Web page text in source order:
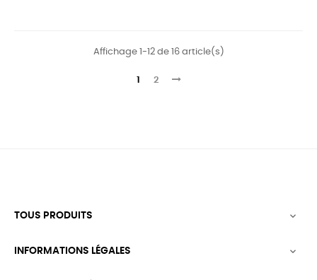
Affichage 1-12 de 16 article(s)
1 2
TOUS PRODUITS 
INFORMATIONS LÉGALES 